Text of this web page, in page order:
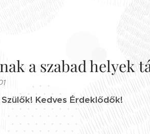
a szabad helyek
Kedves Érdeklődők!